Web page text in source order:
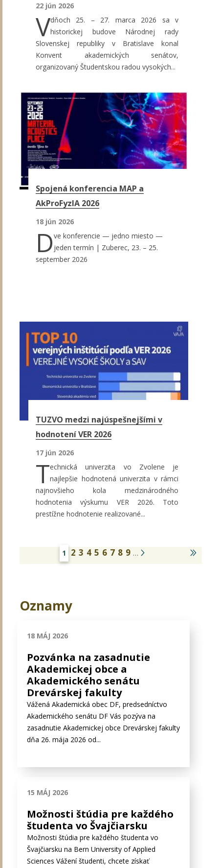
22 jún 2026
Vdňoch 25. – 27. marca 2026 sa v
historickej budove Národnej rady
Slovenskej republiky v Bratislave konal
Konvent akademických senátov,
organizovaný Študentskou radou vysokých...
Spojená konferencia MAP a
AkProFyzIA 2026
18 jún 2026
Dve konferencie — jedno miesto —
jeden termín | Zuberec, 23. – 25.
september 2026
TUZVO medzi najúspešnejšími v
hodnotení VER 2026
17 jún 2026
Technická univerzita vo Zvolene je
najlepšie hodnotená univerzita v rámci
najnovšieho kola medzinárodného
hodnotenia výskumu VER 2026. Toto
prestížne hodnotenie realizované...
1 2 3 4 5 6 7 8 9 …
Oznamy
18 MÁJ 2026
Pozvánka na zasadnutie
Akademickej obce a
Akademického senátu
Drevárskej fakulty
Vážená Akademická obec DF, predsedníctvo
Akademického senátu DF Vás pozýva na
zasadnutie Akademickej obce Drevárskej fakulty
dňa 26. mája 2026 od...
15 MÁJ 2026
Možnosti štúdia pre každého
študenta vo Švajčiarsku
Možnosti štúdia pre každého študenta vo
Švajčiarsku na Bern University of Applied
Sciences Vážení študenti, chcete získať
Stránky